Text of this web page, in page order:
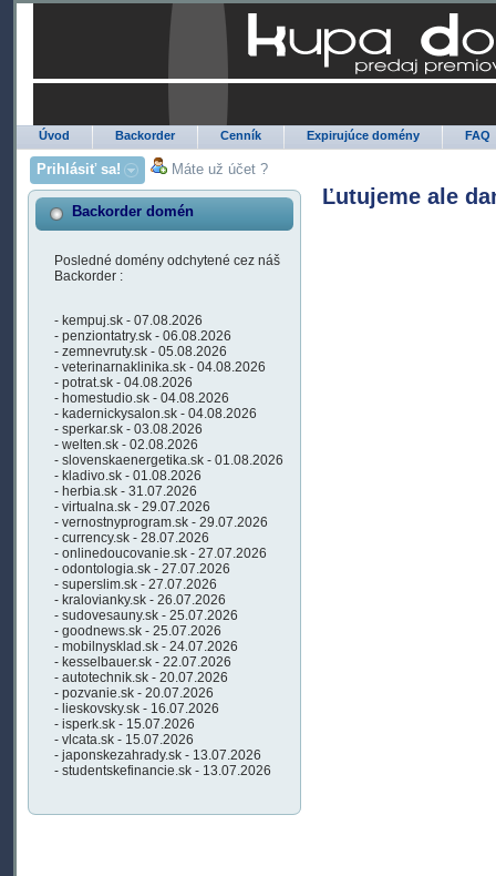
Úvod Backorder Cenník Expirujúce domény FAQ
Prihlásiť sa! Máte už účet ?
Backorder domén
Posledné domény odchytené cez náš
Backorder :
- kempuj.sk - 07.08.2026
- penziontatry.sk - 06.08.2026
- zemnevruty.sk - 05.08.2026
- veterinarnaklinika.sk - 04.08.2026
- potrat.sk - 04.08.2026
- homestudio.sk - 04.08.2026
- kadernickysalon.sk - 04.08.2026
- sperkar.sk - 03.08.2026
- welten.sk - 02.08.2026
- slovenskaenergetika.sk - 01.08.2026
- kladivo.sk - 01.08.2026
- herbia.sk - 31.07.2026
- virtualna.sk - 29.07.2026
- vernostnyprogram.sk - 29.07.2026
- currency.sk - 28.07.2026
- onlinedoucovanie.sk - 27.07.2026
- odontologia.sk - 27.07.2026
- superslim.sk - 27.07.2026
- kralovianky.sk - 26.07.2026
- sudovesauny.sk - 25.07.2026
- goodnews.sk - 25.07.2026
- mobilnysklad.sk - 24.07.2026
- kesselbauer.sk - 22.07.2026
- autotechnik.sk - 20.07.2026
- pozvanie.sk - 20.07.2026
- lieskovsky.sk - 16.07.2026
- isperk.sk - 15.07.2026
- vlcata.sk - 15.07.2026
- japonskezahrady.sk - 13.07.2026
- studentskefinancie.sk - 13.07.2026
Ľutujeme ale